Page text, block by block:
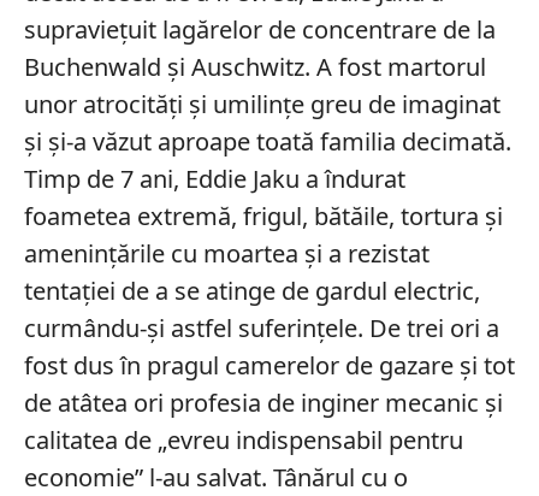
supraviețuit lagărelor de concentrare de la
Buchenwald și Auschwitz. A fost martorul
unor atrocități și umilințe greu de imaginat
și și-a văzut aproape toată familia decimată.
Timp de 7 ani, Eddie Jaku a îndurat
foametea extremă, frigul, bătăile, tortura și
amenințările cu moartea și a rezistat
tentației de a se atinge de gardul electric,
curmându-și astfel suferințele. De trei ori a
fost dus în pragul camerelor de gazare și tot
de atâtea ori profesia de inginer mecanic și
calitatea de „evreu indispensabil pentru
economie” l-au salvat. Tânărul cu o